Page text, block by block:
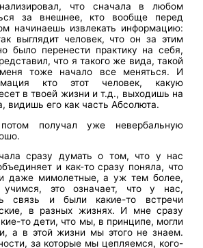
что сначала в любом
за внешнее, кто вообще перед
начинаешь извлекать информацию:
выглядит человек, что он за этим
было перенести практику на себя,
что я такого же вида, такой
тоже начало все меняться. И
кто этот человек, какую
в твоей жизни и т.д., выходишь на
видишь его как часть Абсолюта.
получал уже невербальную
сразу думать о том, что у нас
и как-то сразу поняла, что
даже мимолетные, а уж тем более,
это означает, что у нас,
связь и были какие-то встречи
в разных жизнях. И мне сразу
то дети, что мы, в принципе, могли
а в этой жизни мы этого не знаем.
за которые мы цепляемся, кого-